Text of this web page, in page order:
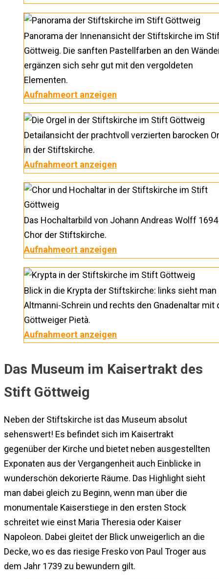
Panorama der Innenansicht der Stiftskirche im
Göttweig. Die sanften Pastellfarben an den
ergänzen sich sehr gut mit den vergoldeten
Elementen.
Aufnahmeort anzeigen
Detailansicht der prachtvoll verzierten barocken
in der Stiftskirche.
Aufnahmeort anzeigen
Das Hochaltarbild von Johann Andreas Wolff
Chor der Stiftskirche.
Aufnahmeort anzeigen
Blick in die Krypta der Stiftskirche: links sieht man
Altmanni-Schrein und rechts den Gnadenaltar mit
Göttweiger Pietà.
Aufnahmeort anzeigen
Das Museum im Kaisertrakt des
Stift Göttweig
Neben der Stiftskirche ist das Museum absolut
sehenswert! Es befindet sich im Kaisertrakt
gegenüber der Kirche und bietet neben ausgestellten
Exponaten aus der Vergangenheit auch Einblicke in
wunderschön dekorierte Räume. Das Highlight sieht
man dabei gleich zu Beginn, wenn man über die
monumentale Kaiserstiege in den ersten Stock
schreitet wie einst Maria Theresia oder Kaiser
Napoleon. Dabei gleitet der Blick unweigerlich an die
Decke, wo es das riesige Fresko von Paul Troger aus
dem Jahr 1739 zu bewundern gilt.